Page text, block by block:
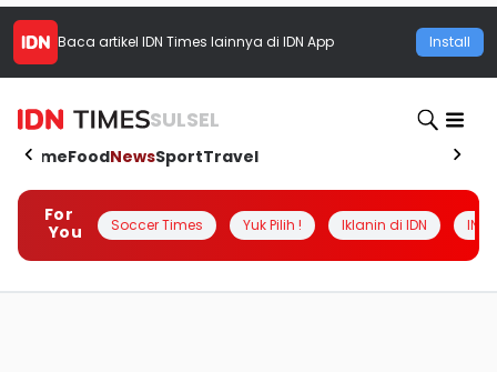
Baca artikel IDN Times lainnya di IDN App Install
SULSEL
HomeFoodNewsSportTravel
For
You
Soccer Times Yuk Pilih ! Iklanin di IDN